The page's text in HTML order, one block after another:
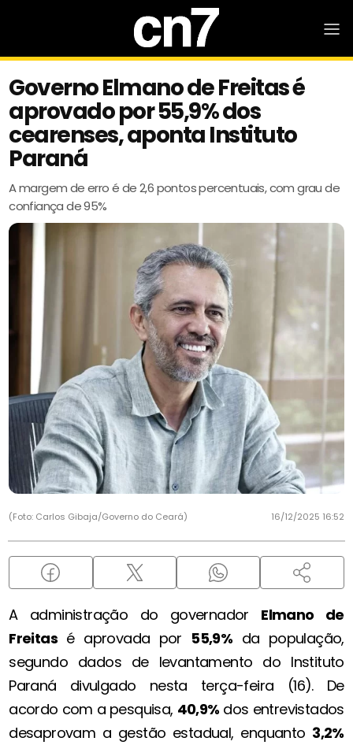
Governo Elmano de Freitas é
aprovado por 55,9% dos
cearenses, aponta Instituto
Paraná
A margem de erro é de 2,6 pontos percentuais, com grau de
confiança de 95%
(Foto: Carlos Gibaja/Governo do Ceará) 16/12/2025 16:52
A administração do governador Elmano de
Freitas é aprovada por 55,9% da população,
segundo dados de levantamento do Instituto
Paraná divulgado nesta terça-feira (16). De
acordo com a pesquisa, 40,9% dos entrevistados
desaprovam a gestão estadual, enquanto 3,2%